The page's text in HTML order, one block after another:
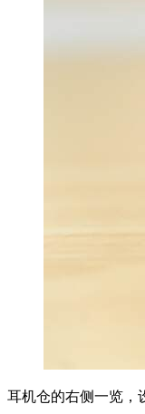
耳机仓的右侧一览，